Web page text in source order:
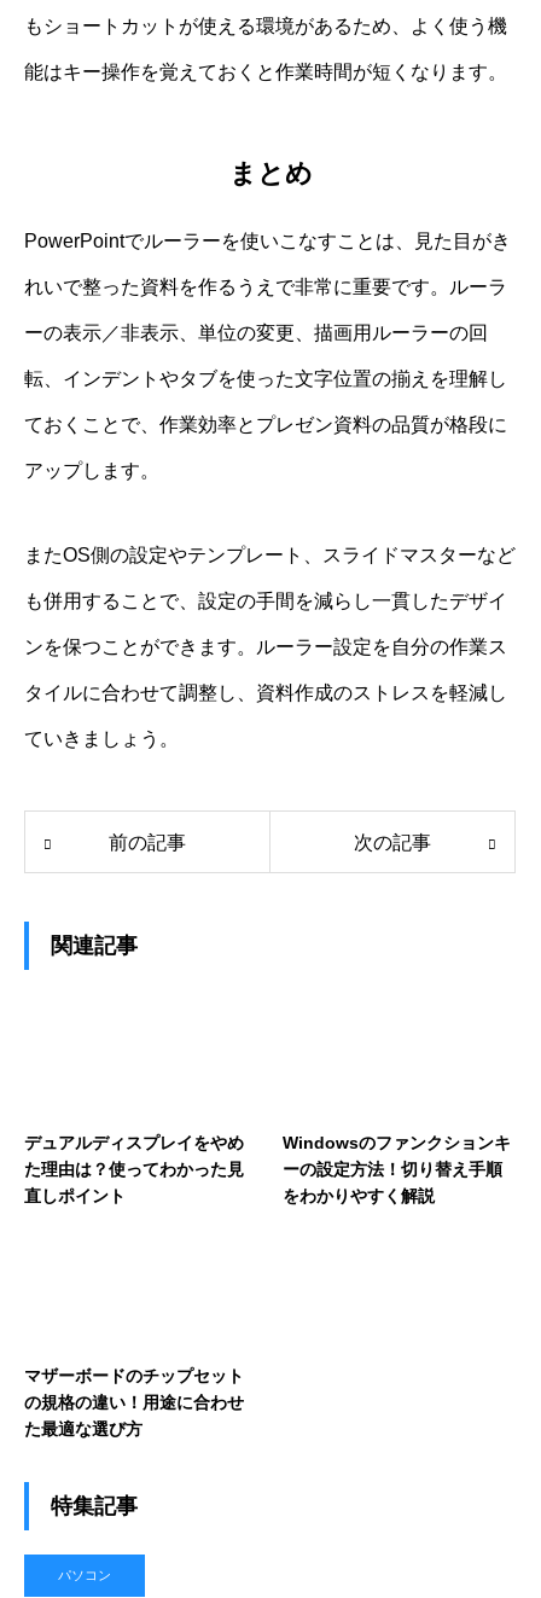
もショートカットが使える環境があるため、よく使う機
能はキー操作を覚えておくと作業時間が短くなります。
まとめ
PowerPointでルーラーを使いこなすことは、見た目がき
れいで整った資料を作るうえで非常に重要です。ルーラ
ーの表示／非表示、単位の変更、描画用ルーラーの回
転、インデントやタブを使った文字位置の揃えを理解し
ておくことで、作業効率とプレゼン資料の品質が格段に
アップします。
またOS側の設定やテンプレート、スライドマスターなど
も併用することで、設定の手間を減らし一貫したデザイ
ンを保つことができます。ルーラー設定を自分の作業ス
タイルに合わせて調整し、資料作成のストレスを軽減し
ていきましょう。
前の記事 次の記事
関連記事
デュアルディスプレイをやめ
た理由は？使ってわかった見
直しポイント
Windowsのファンクションキ
ーの設定方法！切り替え手順
をわかりやすく解説
マザーボードのチップセット
の規格の違い！用途に合わせ
た最適な選び方
特集記事
パソコン